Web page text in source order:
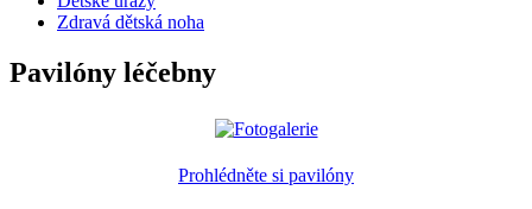
Zdravá dětská noha
Pavilóny léčebny
Prohlédněte si pavilóny